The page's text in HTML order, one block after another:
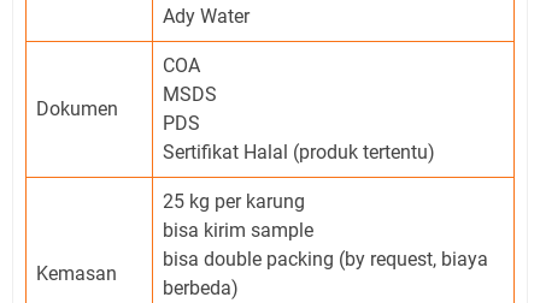
Ady Water
Dokumen
COA
MSDS
PDS
Sertifikat Halal (produk tertentu)
Kemasan
25 kg per karung
bisa kirim sample
bisa double packing (by request, biaya
berbeda)